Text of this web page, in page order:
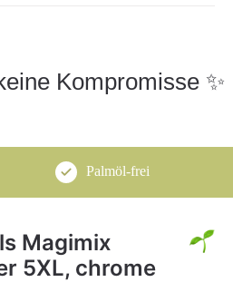
Kompromisse ✨
Palmöl-frei
Magimix
5XL, chrome